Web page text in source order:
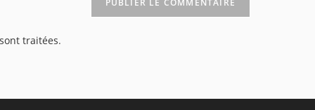
traitées.